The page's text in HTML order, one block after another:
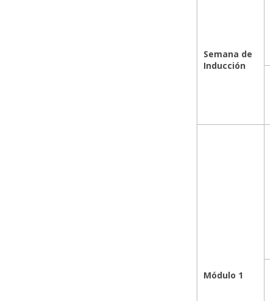
Semana de
Inducción
Módulo 1